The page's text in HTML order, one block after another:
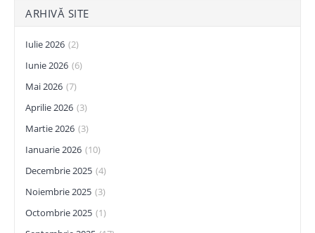
ARHIVĂ SITE
Iulie 2026 (2)
Iunie 2026 (6)
Mai 2026 (7)
Aprilie 2026 (3)
Martie 2026 (3)
Ianuarie 2026 (10)
Decembrie 2025 (4)
Noiembrie 2025 (3)
Octombrie 2025 (1)